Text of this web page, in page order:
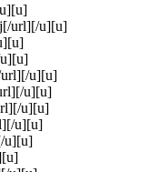
url][/u][u]
u][u]
u][u]
u][u]
u][u]
u][u]